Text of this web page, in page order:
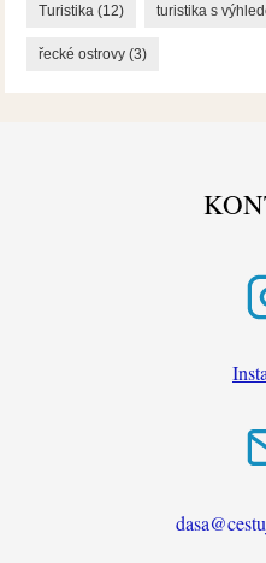
Turistika (12) turistika s
řecké ostrovy (3)